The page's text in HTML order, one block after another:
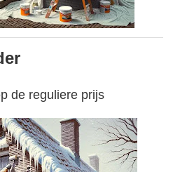
de reguliere prijs